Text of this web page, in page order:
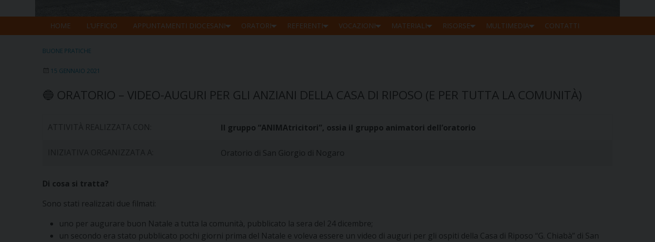
HOME L’UFFICIO APPUNTAMENTI DIOCESANI ORATORI REFERENTI VOCAZIONI MATERIALI RISORSE MULTIMEDIA CONTATTI
BUONE PRATICHE
15 GENNAIO 2021
🔵 ORATORIO – VIDEO-AUGURI PER GLI ANZIANI DELLA CASA DI RIPOSO (E PER TUTTA LA COMUNITÀ)
Il gruppo “ANIMAtricitori”, ossia il gruppo animatori dell’oratorio
Oratorio di San Giorgio di Nogaro
Di cosa si tratta?
Sono stati realizzati due filmati:
uno per augurare buon Natale a tutta la comunità, pubblicato la sera del 24 dicembre;
un secondo era stato pubblicato pochi giorni prima del Natale e voleva essere un video di auguri per gli ospiti della Casa di Riposo “G. Chiabà” di San